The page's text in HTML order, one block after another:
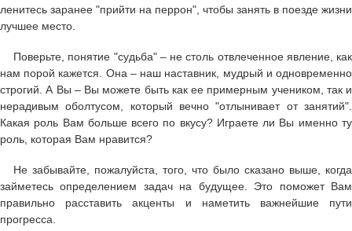
ленитесь заранее "прийти на перрон", чтобы занять в поезде жизни
лучшее место.
Поверьте, понятие "судьба" – не столь отвлеченное явление, как
нам порой кажется. Она – наш наставник, мудрый и одновременно
строгий. А Вы – Вы можете быть как ее примерным учеником, так и
нерадивым оболтусом, который вечно "отлынивает от занятий".
Какая роль Вам больше всего по вкусу? Играете ли Вы именно ту
роль, которая Вам нравится?
Не забывайте, пожалуйста, того, что было сказано выше, когда
займетесь определением задач на будущее. Это поможет Вам
правильно расставить акценты и наметить важнейшие пути
прогресса.